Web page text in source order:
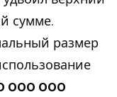
сумме.
размер
000 000